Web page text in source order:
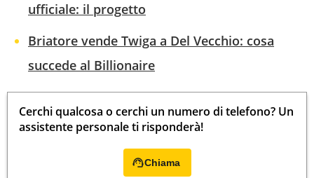
ufficiale: il progetto
Briatore vende Twiga a Del Vecchio: cosa
succede al Billionaire
Cerchi qualcosa o cerchi un numero di telefono? Un
assistente personale ti risponderà!
Chiama